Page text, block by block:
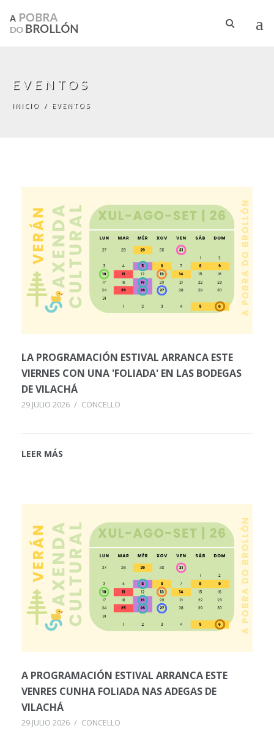
EVENTOS
INICIO / EVENTOS
LA PROGRAMACIÓN ESTIVAL ARRANCA ESTE
VIERNES CON UNA 'FOLIADA' EN LAS BODEGAS
DE VILACHÁ
29 JULIO 2026 / CONCELLO
LEER MÁS
A PROGRAMACIÓN ESTIVAL ARRANCA ESTE
VENRES CUNHA FOLIADA NAS ADEGAS DE
VILACHÁ
29 JULIO 2026 / CONCELLO